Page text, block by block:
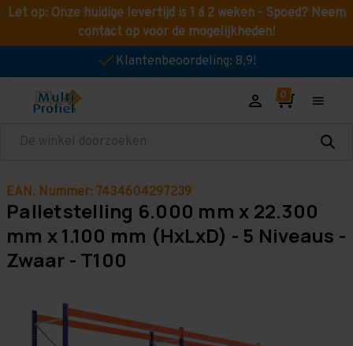
Let op: Onze huidige levertijd is 1 á 2 weken - Spoed? Neem
contact op voor de mogelijkheden!
Klantenbeoordeling: 8,9!
Zoeken
EAN. Nummer: 7434604297239
Palletstelling 6.000 mm x 22.300
mm x 1.100 mm (HxLxD) - 5 Niveaus -
Zwaar - T100